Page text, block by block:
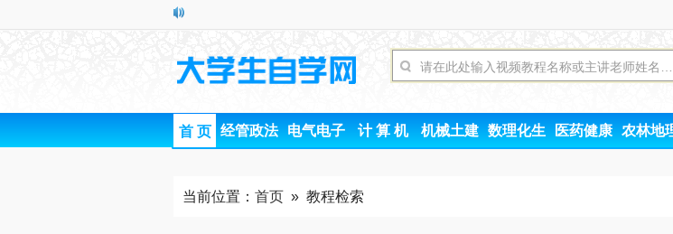
首 页 经管政法 电气电子 计 算 机 机械土建 数理化生 医药健康 农林地
当前位置： 首页 » 教程检索